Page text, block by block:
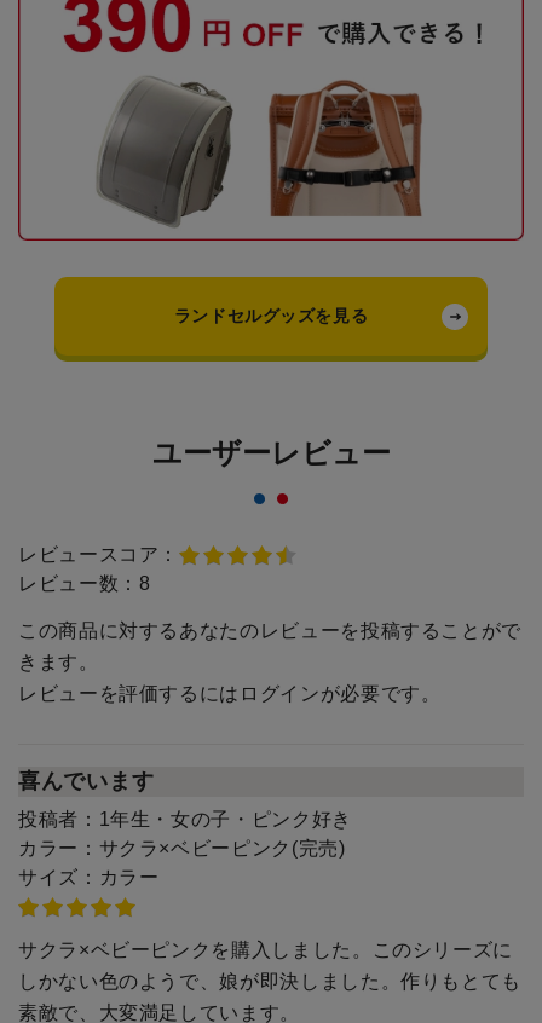
ランドセルグッズを見る
ユーザーレビュー
レビュースコア：
レビュー数： 8
この商品に対するあなたのレビューを投稿することがで
きます。
レビューを評価するには ログインが必要です。
喜んでいます
投稿者： 1年生・女の子・ピンク好き
カラー： サクラ×ベビーピンク(完売)
サイズ： カラー
サクラ×ベビーピンクを購入しました。このシリーズに
しかない色のようで、娘が即決しました。作りもとても
素敵で、大変満足しています。